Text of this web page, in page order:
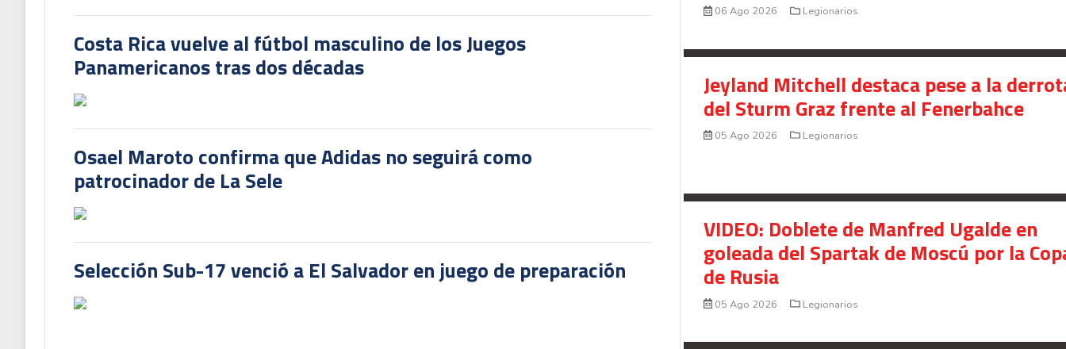
Costa Rica vuelve al fútbol masculino de los Juegos
Panamericanos tras dos décadas
Osael Maroto confirma que Adidas no seguirá como
patrocinador de La Sele
Selección Sub-17 venció a El Salvador en juego de preparación
06 Ago 2026 Legionarios
Jeyland Mitchell destaca pese a la
del Sturm Graz frente al Fenerbahce
05 Ago 2026 Legionarios
VIDEO: Doblete de Manfred Ugalde en
goleada del Spartak de Moscú por la
de Rusia
05 Ago 2026 Legionarios